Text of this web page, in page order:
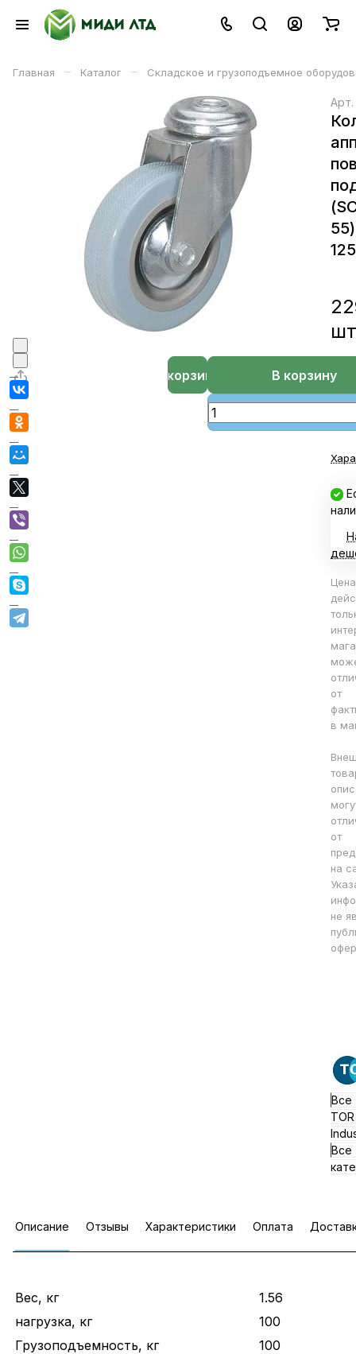
Главная – Каталог – Складское и грузоподъемное
Арт.
55)
шт
В корзину
В корзине
Цена
от
в
от
на
не
Все
TOR
Все
Описание Отзывы Характеристики Оплата
Вес, кг
1.56
нагрузка, кг
100
Грузоподъемность, кг
100